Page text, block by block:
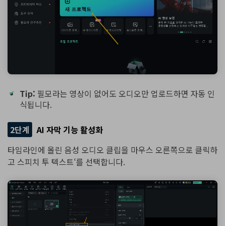
Tip: 필모라는 영상이 없어도 오디오만 업로드하면 자동 인
식됩니다.
2단계
AI 자막 기능 활성화
타임라인에 올린 음성 오디오 클립을 마우스 오른쪽으로 클릭하
고 스피치 투 텍스트‘를 선택합니다.